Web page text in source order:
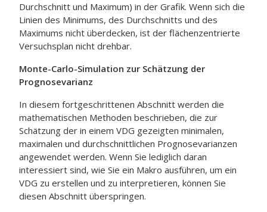
Durchschnitt und Maximum) in der Grafik. Wenn sich die
Linien des Minimums, des Durchschnitts und des
Maximums nicht überdecken, ist der flächenzentrierte
Versuchsplan nicht drehbar.
Monte-Carlo-Simulation zur Schätzung der
Prognosevarianz
In diesem fortgeschrittenen Abschnitt werden die
mathematischen Methoden beschrieben, die zur
Schätzung der in einem VDG gezeigten minimalen,
maximalen und durchschnittlichen Prognosevarianzen
angewendet werden. Wenn Sie lediglich daran
interessiert sind, wie Sie ein Makro ausführen, um ein
VDG zu erstellen und zu interpretieren, können Sie
diesen Abschnitt überspringen.